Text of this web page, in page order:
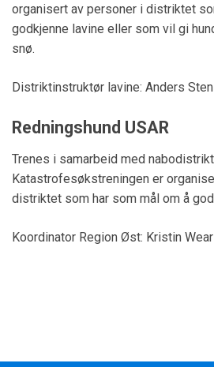
organisert av personer i distriktet
godkjenne lavine eller som vil gi
snø.
Distriktinstruktør lavine: Anders
Redningshund USAR
Trenes i samarbeid med
Katastrofesøkstreningen er
distriktet som har som mål om å
Koordinator Region Øst: Kristin